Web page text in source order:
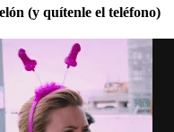
(y quítenle el teléfono)